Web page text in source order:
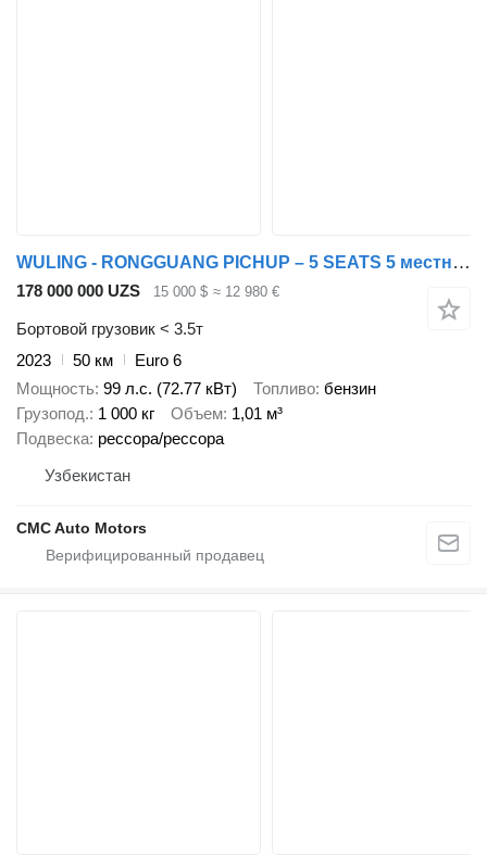
WULING - RONGGUANG PICHUP – 5 SEATS 5 местный
178 000 000 UZS 15 000 $ ≈ 12 980 €
Бортовой грузовик < 3.5т
2023
50 км
Euro 6
Мощность 99 л.с. (72.77 кВт) Топливо бензин
Грузопод. 1 000 кг Объем 1,01 м³
Подвеска рессора/рессора
Узбекистан
CMC Auto Motors